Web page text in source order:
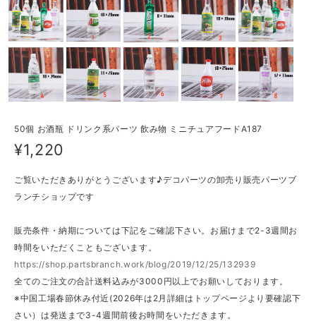
50個 お酒瓶 ドリンク系パーツ 飲み物 ミニチュアフードA187
¥1,220
ご覧いただきありがとうございます♪デコパーツの卸売り販売パーツブ
ランチショップです
販売条件・納期については下記をご確認下さい。お届けまで2-3週間お
時間をいただくこともございます。
https://shop.partsbranch.work/blog/2019/12/25/132939
全てのご注文の合計送料込みが3000円以上でお願いしております。
※中国工場春節休み付近(2026年は2月詳細はトップページより要確認下
さい）は発送まで3-4週間前後お時間をいただきます。